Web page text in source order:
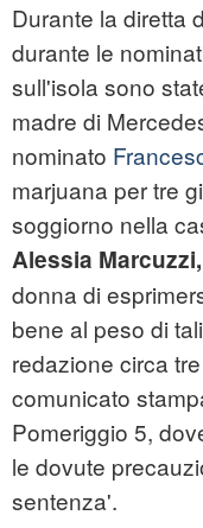
Durante la diretta
durante le
sull'isola sono
madre di
nominato
marjuana per tre
soggiorno nella
Alessia Marcuzzi,
donna di
bene al peso di
redazione circa
comunicato
Pomeriggio 5,
le dovute
sentenza'.